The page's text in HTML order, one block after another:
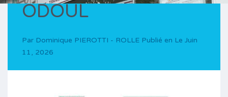
ODOUL
Par Dominique PIEROTTI - ROLLE Publié en Le Juin
11, 2026